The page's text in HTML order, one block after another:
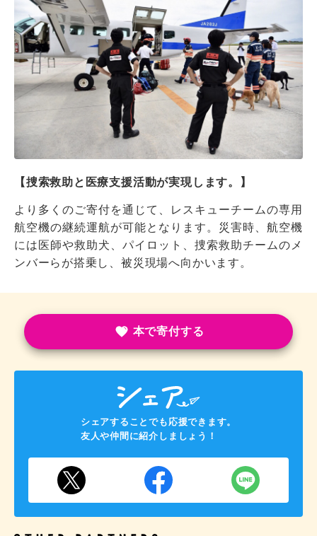
【捜索救助と医療支援活動が実現します。】
より多くのご寄付を通じて、レスキューチームの専用
航空機の継続運航が可能となります。災害時、航空機
には医師や救助犬、パイロット、捜索救助チームのメ
ンバーらが搭乗し、被災現場へ向かいます。
本で寄付する
シェアすることでも応援できます。
友人や仲間に紹介しましょう！